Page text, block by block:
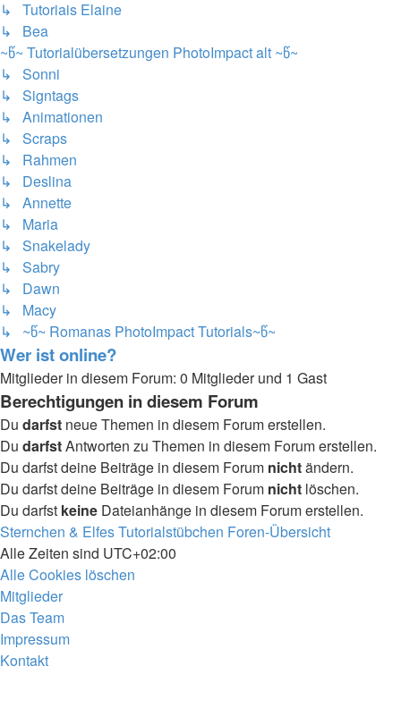
↳ Tutoriais Elaine
↳ Bea
~წ~ Tutorialübersetzungen PhotoImpact alt ~წ~
↳ Sonni
↳ Signtags
↳ Animationen
↳ Scraps
↳ Rahmen
↳ Deslina
↳ Annette
↳ Maria
↳ Snakelady
↳ Sabry
↳ Dawn
↳ Macy
↳ ~წ~ Romanas PhotoImpact Tutorials~წ~
Wer ist online?
Mitglieder in diesem Forum: 0 Mitglieder und 1 Gast
Berechtigungen in diesem Forum
Du darfst neue Themen in diesem Forum erstellen.
Du darfstAntworten zu Themen in diesem Forum erstellen.
Du darfst deine Beiträge in diesem Forum nichtändern.
Du darfst deine Beiträge in diesem Forum nicht löschen.
Du darfst keine Dateianhänge in diesem Forum erstellen.
Sternchen & Elfes Tutorialstübchen Foren-Übersicht
Alle Zeiten sind UTC+02:00
Alle Cookies löschen
Mitglieder
Das Team
Impressum
Kontakt